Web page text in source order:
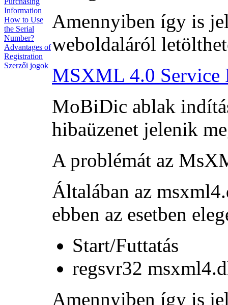
Information
How to Use
the Serial
Number?
Advantages of
Registration
Szerzői jogok
Amennyiben így is
weboldaláról
MSXML 4.0 Service
MoBiDic ablak
hibaüzenet jelenik
A problémát az
Általában az
ebben az esetben
Start/Futtatás
regsvr32
Amennyiben így is